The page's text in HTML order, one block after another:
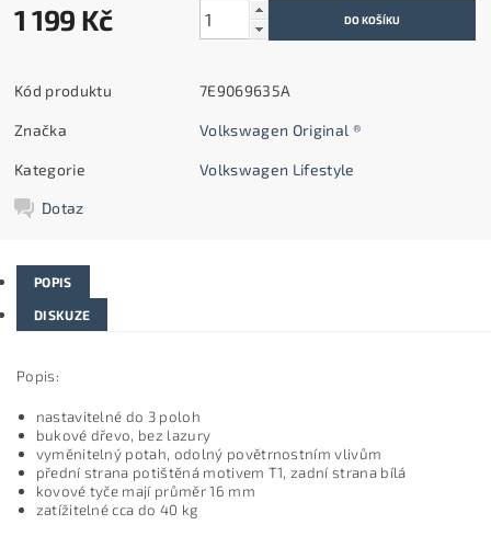
1 199 Kč
Kód produktu 7E9069635A
Značka Volkswagen Original ®
Kategorie Volkswagen Lifestyle
Dotaz
POPIS
DISKUZE
Popis:
nastavitelné do 3 poloh
bukové dřevo, bez lazury
vyměnitelný potah, odolný povětrnostním vlivům
přední strana potištěná motivem T1, zadní strana bílá
kovové tyče mají průměr 16 mm
zatížitelné cca do 40 kg